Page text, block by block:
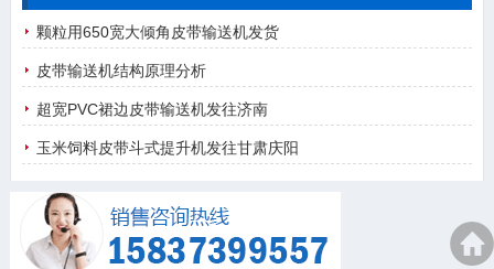
颗粒用650宽大倾角皮带输送机发货
皮带输送机结构原理分析
超宽PVC裙边皮带输送机发往济南
玉米饲料皮带斗式提升机发往甘肃庆阳